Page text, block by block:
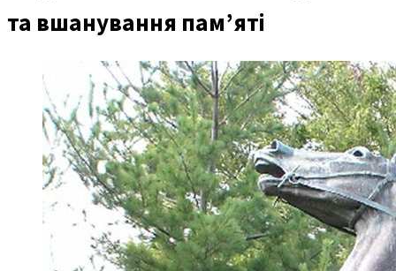
та вшанування пам’яті